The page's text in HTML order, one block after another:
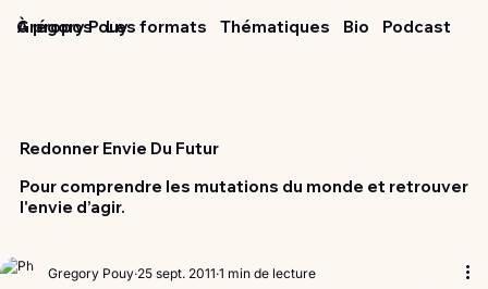
Grégory Pouy
À propos Les formats Thématiques Podcast
Bio
Redonner Envie Du Futur
Pour comprendre les mutations du monde et retrouver
l'envie d’agir.
Gregory Pouy 25 sept. 2011 1 min de lecture